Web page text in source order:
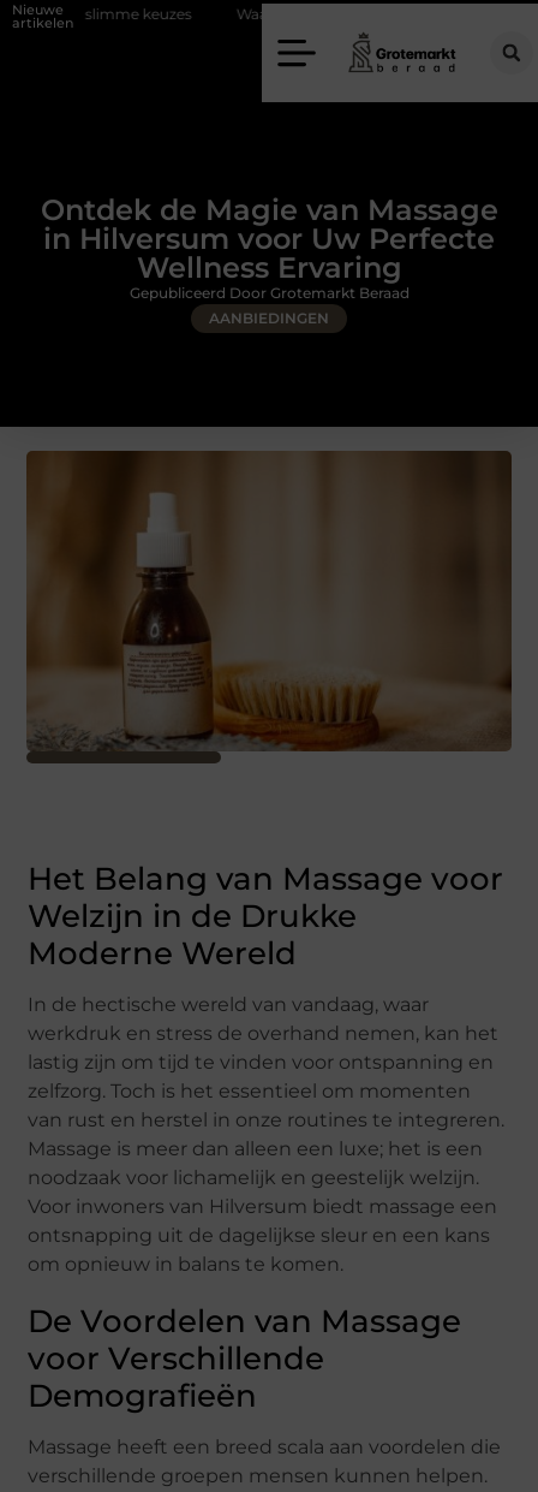
Nieuwe
artikelen
keuzes Waarom kiezen voor een rijschool in Utrecht?
Ontdek de Magie van Massage
in Hilversum voor Uw Perfecte
Wellness Ervaring
AANBIEDINGEN
Gepubliceerd Door Grotemarkt Beraad
Het Belang van Massage voor
Welzijn in de Drukke
Moderne Wereld
In de hectische wereld van vandaag, waar
werkdruk en stress de overhand nemen, kan het
lastig zijn om tijd te vinden voor ontspanning en
zelfzorg. Toch is het essentieel om momenten
van rust en herstel in onze routines te integreren.
Massage is meer dan alleen een luxe; het is een
noodzaak voor lichamelijk en geestelijk welzijn.
Voor inwoners van Hilversum biedt massage een
ontsnapping uit de dagelijkse sleur en een kans
om opnieuw in balans te komen.
De Voordelen van Massage
voor Verschillende
Demografieën
Massage heeft een breed scala aan voordelen die
verschillende groepen mensen kunnen helpen.